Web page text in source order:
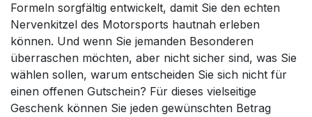
Formeln sorgfältig entwickelt, damit Sie den echten
Nervenkitzel des Motorsports hautnah erleben
können. Und wenn Sie jemanden Besonderen
überraschen möchten, aber nicht sicher sind, was Sie
wählen sollen, warum entscheiden Sie sich nicht für
einen offenen Gutschein? Für dieses vielseitige
Geschenk können Sie jeden gewünschten Betrag